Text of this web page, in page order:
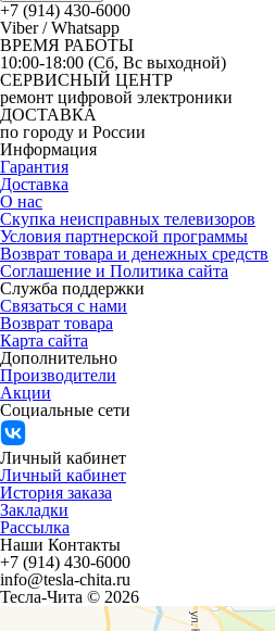
+7 (914) 430-6000
Viber / Whatsapp
ВРЕМЯ РАБОТЫ
10:00-18:00 (Сб, Вс выходной)
СЕРВИСНЫЙ ЦЕНТР
ремонт цифровой электроники
ДОСТАВКА
по городу и России
Информация
Гарантия
Доставка
О нас
Скупка неисправных телевизоров
Условия партнерской программы
Возврат товара и денежных средств
Соглашение и Политика сайта
Служба поддержки
Связаться с нами
Возврат товара
Карта сайта
Дополнительно
Производители
Акции
Социальные сети
Личный кабинет
Личный кабинет
История заказа
Закладки
Рассылка
Наши Контакты
+7 (914) 430-6000
info@tesla-chita.ru
Тесла-Чита © 2026